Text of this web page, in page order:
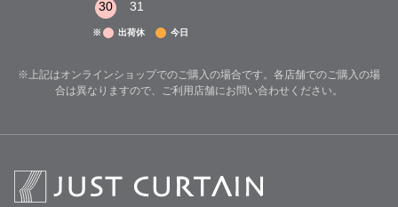
30
31
※ 出荷休 今日
※上記はオンラインショップでのご購入の場合です。各店舗でのご購入の場
合は異なりますので、ご利用店舗にお問い合わせください。